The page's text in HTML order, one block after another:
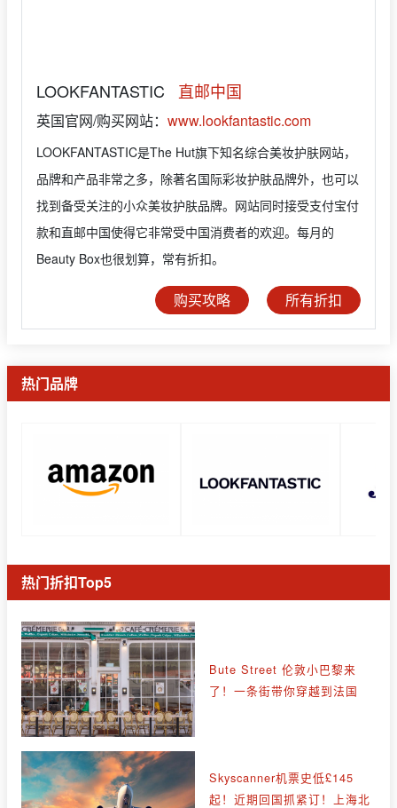
LOOKFANTASTIC 直邮中国
英国官网/购买网站： www.lookfantastic.com
LOOKFANTASTIC是The Hut旗下知名综合美妆护肤网站，
品牌和产品非常之多，除著名国际彩妆护肤品牌外，也可以
找到备受关注的小众美妆护肤品牌。网站同时接受支付宝付
款和直邮中国使得它非常受中国消费者的欢迎。每月的
Beauty Box也很划算，常有折扣。
购买攻略 所有折扣
热门品牌
热门折扣Top5
Bute Street 伦敦小巴黎来
了！一条街带你穿越到法国
Skyscanner机票史低£145
起！近期回国抓紧订！上海北